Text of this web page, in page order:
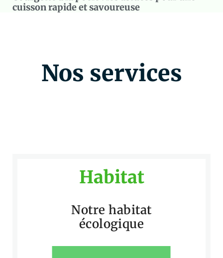
cuisson rapide et savoureuse
Nos services
Habitat
Notre habitat
écologique